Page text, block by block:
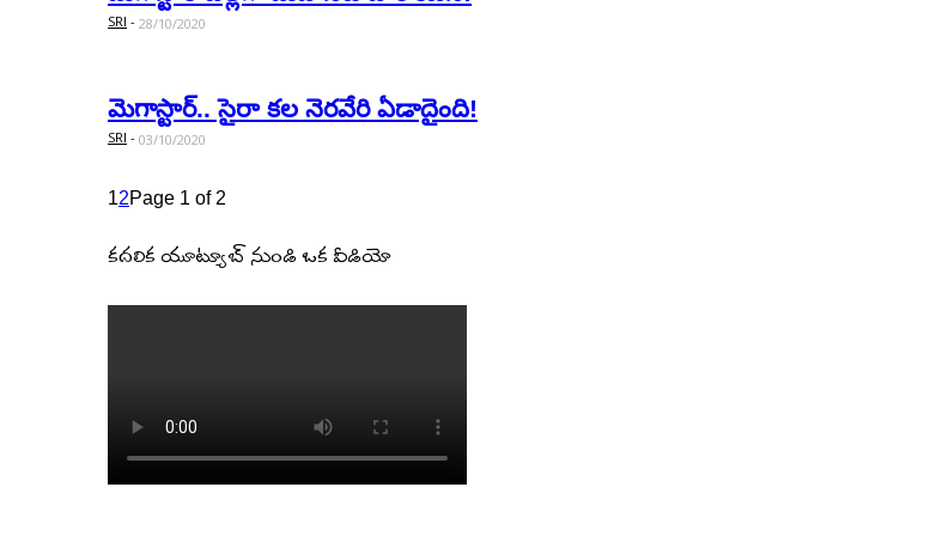
SRI - 28/10/2020
మెగాస్టార్‌.. సైరా క‌ల నెర‌వేరి ఏడాదైంది!
SRI - 03/10/2020
12Page 1 of 2
కదలిక యూట్యూబ్ నుండి ఒక వీడియో